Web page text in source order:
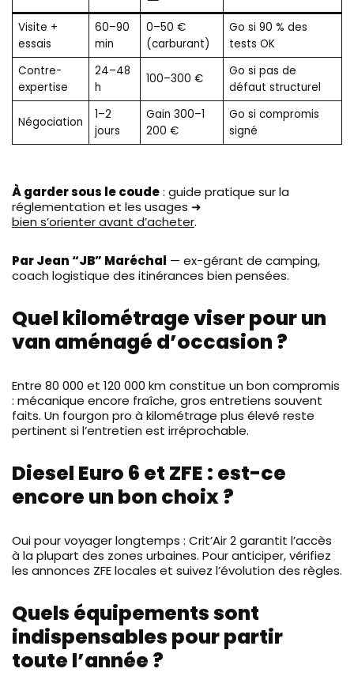
Visite +
essais
60–90
min
0–50 €
(carburant)
Go si 90 % des
tests OK
Contre-
expertise
24–48
h
100–300 €
Go si pas de
défaut structurel
Négociation
1–2
jours
Gain 300–1
200 €
Go si compromis
signé
À garder sous le coude: guide pratique sur la
réglementation et les usages ➜
bien s’orienter avant d’acheter.
Par Jean “JB” Maréchal — ex-gérant de camping,
coach logistique des itinérances bien pensées.
Quel kilométrage viser pour un
van aménagé d’occasion ?
Entre 80 000 et 120 000 km constitue un bon compromis
: mécanique encore fraîche, gros entretiens souvent
faits. Un fourgon pro à kilométrage plus élevé reste
pertinent si l’entretien est irréprochable.
Diesel Euro 6 et ZFE : est-ce
encore un bon choix ?
Oui pour voyager longtemps : Crit’Air 2 garantit l’accès
à la plupart des zones urbaines. Pour anticiper, vérifiez
les annonces ZFE locales et suivez l’évolution des règles.
Quels équipements sont
indispensables pour partir
toute l’année ?